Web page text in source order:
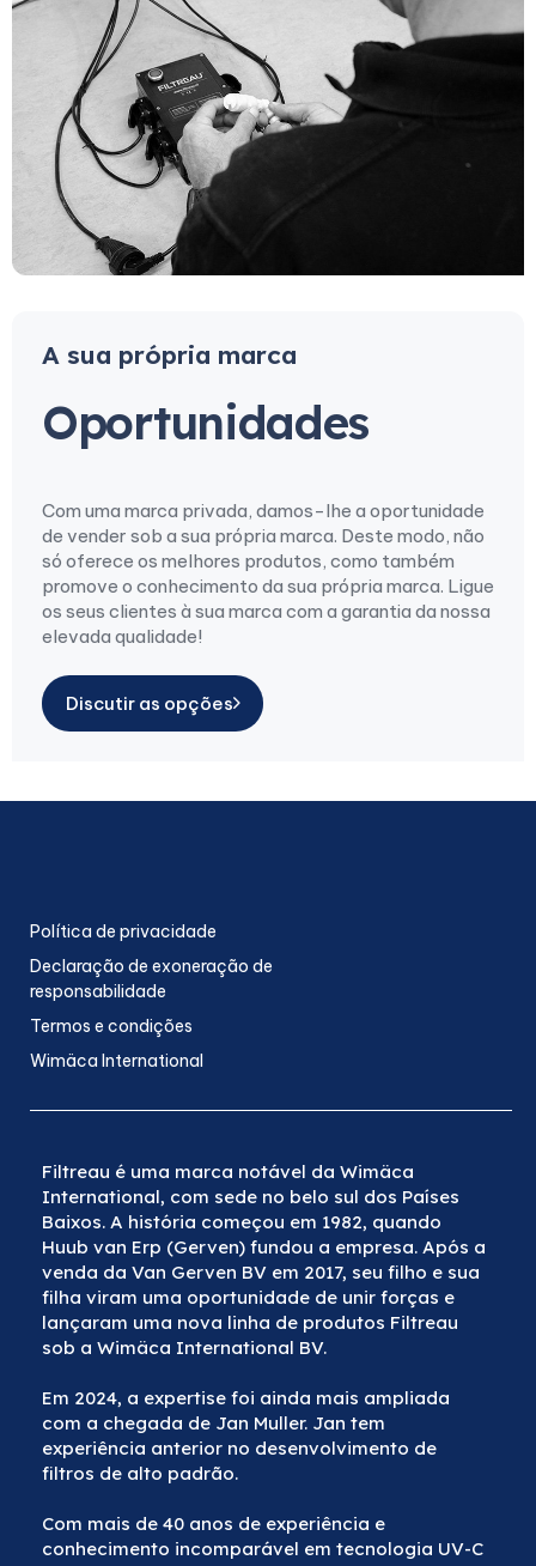
A sua própria marca
Oportunidades
Com uma marca privada, damos-lhe a oportunidade
de vender sob a sua própria marca. Deste modo, não
só oferece os melhores produtos, como também
promove o conhecimento da sua própria marca. Ligue
os seus clientes à sua marca com a garantia da nossa
elevada qualidade!
Discutir as opções
Política de privacidade
Declaração de exoneração de
responsabilidade
Termos e condições
Wimäca International
Filtreau é uma marca notável da Wimäca
International, com sede no belo sul dos Países
Baixos. A história começou em 1982, quando
Huub van Erp (Gerven) fundou a empresa. Após a
venda da Van Gerven BV em 2017, seu filho e sua
filha viram uma oportunidade de unir forças e
lançaram uma nova linha de produtos Filtreau
sob a Wimäca International BV.
Em 2024, a expertise foi ainda mais ampliada
com a chegada de Jan Muller. Jan tem
experiência anterior no desenvolvimento de
filtros de alto padrão.
Com mais de 40 anos de experiência e
conhecimento incomparável em tecnologia UV-C